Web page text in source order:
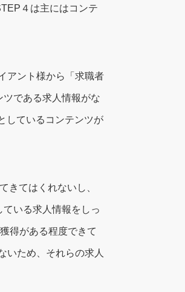
４は主にはコンテ
アント様から「求職者
である求人情報がな
しているコンテンツが
きてはくれないし、
いる求人情報をしっ
得がある程度できて
いため、それらの求人